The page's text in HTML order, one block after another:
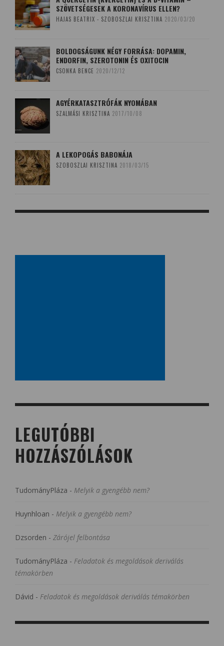
SZÖVETSÉGESEK A KORONAVÍRUS ELLEN?
HAJAS BEATRIX - SZOBOSZLAI KRISZTINA 2020/03/20
BOLDOGSÁGUNK NÉGY FORRÁSA: DOPAMIN,
ENDORFIN, SZEROTONIN ÉS OXITOCIN
CSONKA BENCE 2020/12/12
AGYÉRKATASZTRÓFÁK NYOMÁBAN
SZALMÁSI KRISZTINA 2017/10/08
A LEKOPOGÁS BABONÁJA
SZOBOSZLAI KRISZTINA 2018/03/15
LEGUTÓBBI
HOZZÁSZÓLÁSOK
TudományPláza - Melyik a gyengébb nem?
Huynhloan - Melyik a gyengébb nem?
Dzsorden - Zárójel felbontása
TudományPláza - Feladatok és megoldások deriválás
témakörben
Dávid - Feladatok és megoldások deriválás témakörben